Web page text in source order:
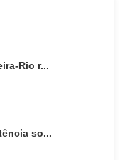
Rio r...
so...